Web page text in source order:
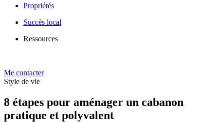
Propriétés
Succès local
Ressources
Me contacter
Style de vie
8 étapes pour aménager un cabanon
pratique et polyvalent